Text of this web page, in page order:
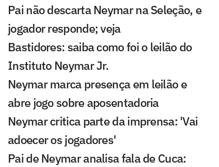
Pai não descarta Neymar na Seleção, e
jogador responde; veja
Bastidores: saiba como foi o leilão do
Instituto Neymar Jr.
Neymar marca presença em leilão e
abre jogo sobre aposentadoria
Neymar critica parte da imprensa: 'Vai
adoecer os jogadores'
Pai de Neymar analisa fala de Cuca: